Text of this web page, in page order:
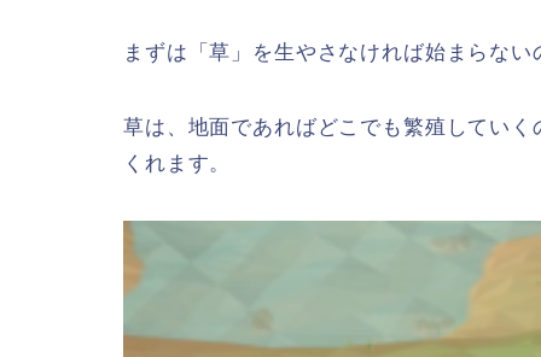
まずは「草」を生やさなければ始まらない
草は、地面であればどこでも繁殖してい
くれます。